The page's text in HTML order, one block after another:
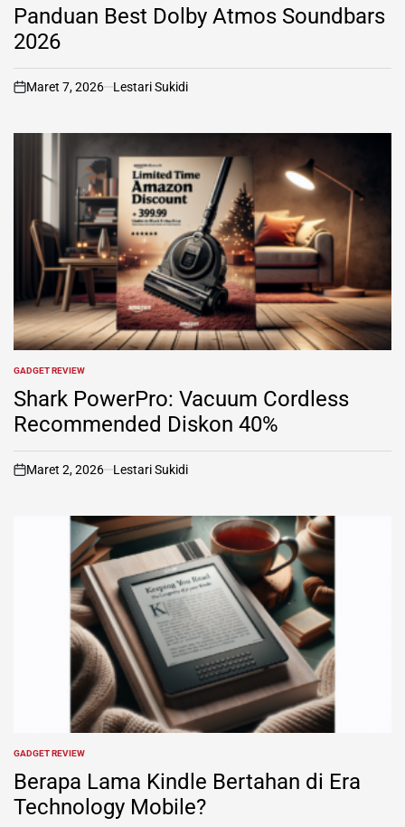
IN
Panduan Best Dolby Atmos Soundbars
2026
on
Maret 7, 2026 Lestari Sukidi
POSTED
IN
GADGET REVIEW
Shark PowerPro: Vacuum Cordless
Recommended Diskon 40%
on
Maret 2, 2026 Lestari Sukidi
POSTED
IN
GADGET REVIEW
Berapa Lama Kindle Bertahan di Era
Technology Mobile?